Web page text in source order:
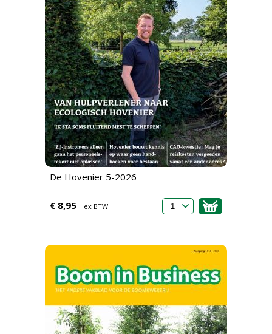
De Hovenier 5-2026
€ 8,95 ex BTW